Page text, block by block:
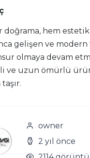
doğrama, hem
gelişen ve
olmaya devam
ve uzun ömürlü
owner
2 yıl önce